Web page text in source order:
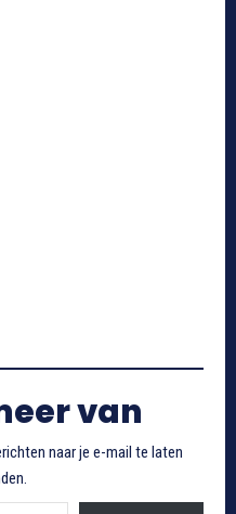
van
naar je e-mail te laten